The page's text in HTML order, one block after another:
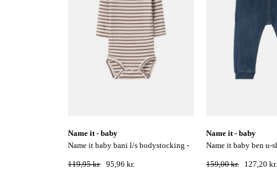
name it - baby
name it baby bani l/s bodystocking -
119,95 kr. 95,96 kr.
name it - baby
name it baby ben u-shape sweat jeans-
159,00 kr. 127,20 kr.